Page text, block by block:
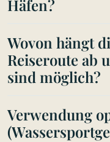
Häfen?
Wovon hängt
Reiseroute ab
sind möglich?
Verwendung